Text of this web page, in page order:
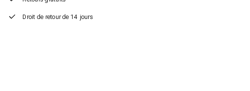
Droit de retour de 14 jours